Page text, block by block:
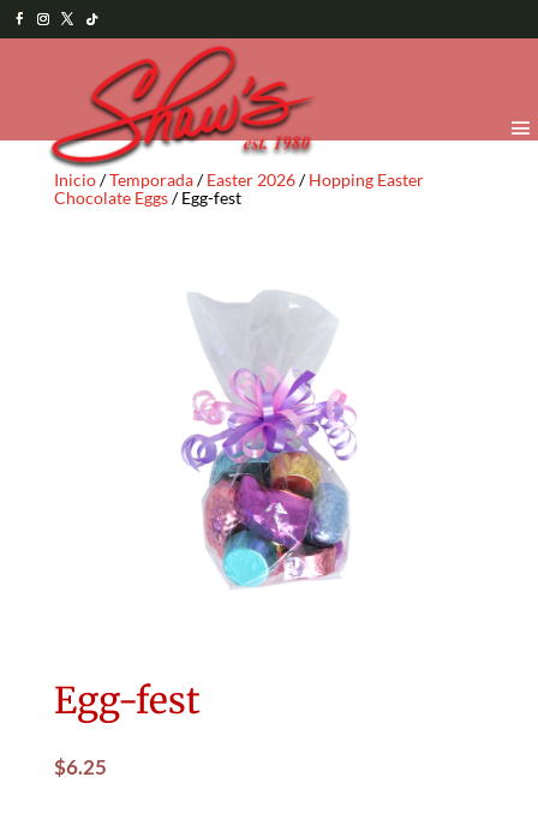
Inicio/Temporada/Easter 2026/Hopping Easter
Chocolate Eggs/ Egg-fest
Egg-fest
$6.25